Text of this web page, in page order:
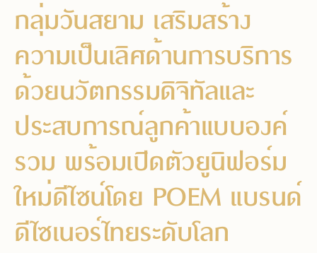
กลุ่มวันสยาม เสริมสร้าง
ความเป็นเลิศด้านการบริการ
ด้วยนวัตกรรมดิจิทัลและ
ประสบการณ์ลูกค้าแบบองค์
รวม พร้อมเปิดตัวยูนิฟอร์ม
ใหม่ดีไซน์โดย POEM แบรนด์
ดีไซเนอร์ไทยระดับโลก